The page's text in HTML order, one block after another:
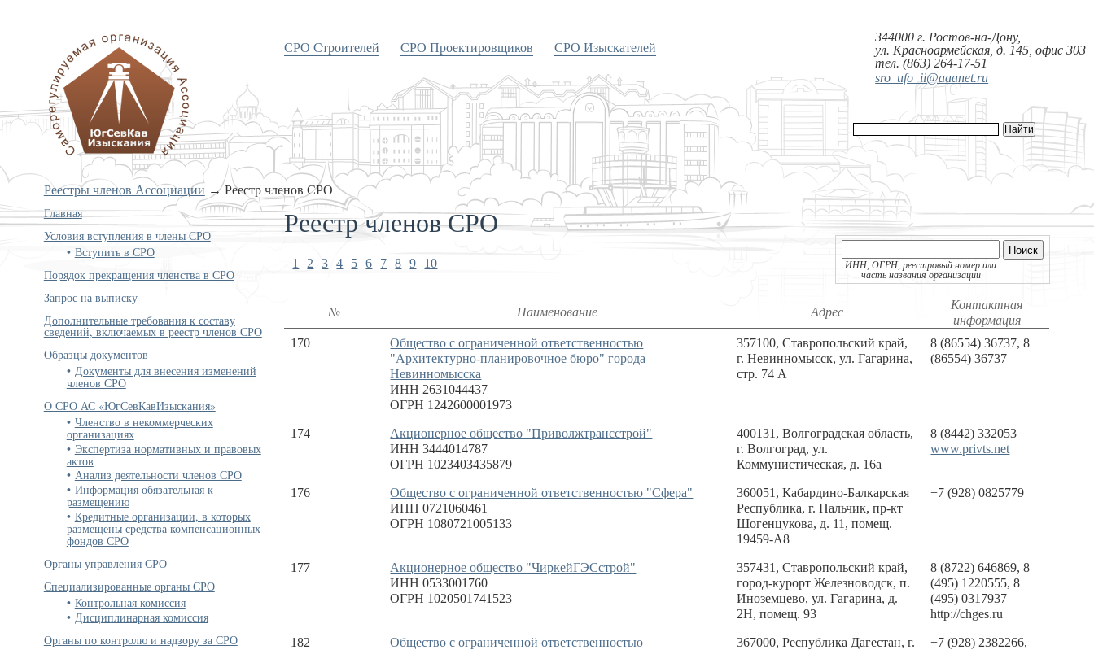
«Объединение изыскателей
Южного и Северо-Кавказского
округов»
СРО Строителей СРО Проектировщиков СРО Изыскателей
Реестры членов Ассоциации →Реестр членов СРО
344000 г. Ростов-на-Дону,
ул. Красноармейская, д. 145, офис 303
тел. (863) 264-17-51
sro_ufo_ii@aaanet.ru
Главная
Условия вступления в члены СРО
Вступить в СРО
Порядок прекращения членства в СРО
Запрос на выписку
Дополнительные требования к составу
сведений, включаемых в реестр членов СРО
Образцы документов
Документы для внесения изменений
членов СРО
О СРО АС «ЮгСевКавИзыскания»
Членство в некоммерческих
организациях
Экспертиза нормативных и правовых
актов
Анализ деятельности членов СРО
Информация обязательная к
размещению
Кредитные организации, в которых
размещены средства компенсационных
фондов СРО
Органы управления СРО
Специализированные органы СРО
Контрольная комиссия
Дисциплинарная комиссия
Органы по контролю и надзору за СРО
Реестр членов СРО
ИНН, ОГРН, реестровый номер или
часть названия организации
Поиск
1 2 3 4 5 6 7 8 9 10
№ Наименование Адрес
Контактная
информация
170
Общество с ограниченной ответственностью
"Архитектурно-планировочное бюро" города
Невинномысска
ИНН 2631044437
ОГРН 1242600001973
357100, Ставропольский край,
г. Невинномысск, ул. Гагарина,
стр. 74 А
8 (86554) 36737, 8
(86554) 36737
174
Акционерное общество "Приволжтрансстрой"
ИНН 3444014787
ОГРН 1023403435879
400131, Волгоградская область,
г. Волгоград, ул.
Коммунистическая, д. 16а
8 (8442) 332053
www.privts.net
176
Общество с ограниченной ответственностью "Сфера"
ИНН 0721060461
ОГРН 1080721005133
360051, Кабардино-Балкарская
Республика, г. Нальчик, пр-кт
Шогенцукова, д. 11, помещ.
19459-А8
+7 (928) 0825779
177
Акционерное общество "ЧиркейГЭСстрой"
ИНН 0533001760
ОГРН 1020501741523
357431, Ставропольский край,
город-курорт Железноводск, п.
Иноземцево, ул. Гагарина, д.
2Н, помещ. 93
8 (8722) 646869, 8
(495) 1220555, 8
(495) 0317937
http://chges.ru
182
Общество с ограниченной ответственностью
367000, Республика Дагестан, г.
+7 (928) 2382266,